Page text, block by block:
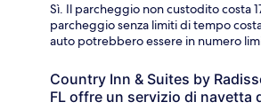
Sì. Il parcheggio non custodito costa
parcheggio senza limiti di tempo
auto potrebbero essere in numero
Country Inn & Suites by
FL offre un servizio di navetta